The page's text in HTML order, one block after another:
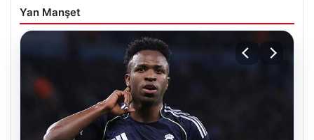
Yan Manşet